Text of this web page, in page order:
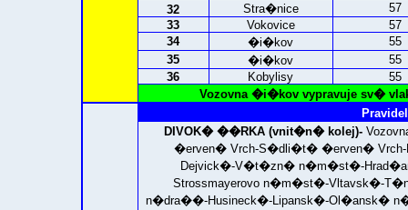
32
Stra�nice
57
33
Vokovice
57
34
�i�kov
55
35
�i�kov
55
36
Kobylisy
55
Vozovna �i�kov vypravuje sv�
DIVOK� ��RKA (vnit�n� kolej)-
�erven� Vrch-S�dli�t� �erven� Vrch-
Dejvick�-V�t�zn� n�m�st�-
Strossmayerovo n�m�st�-Vltavsk�-
n�dra��-Husineck�-Lipansk�-Ol�ansk�